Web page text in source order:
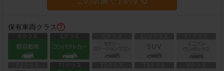
保有車両クラス